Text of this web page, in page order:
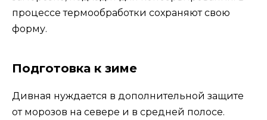
процессе термообработки сохраняют свою
форму.
Подготовка к зиме
Дивная нуждается в дополнительной защите
от морозов на севере и в средней полосе.